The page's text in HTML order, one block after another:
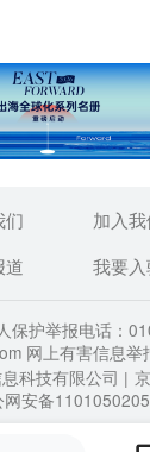
们 加入
我要入
保护举报电话：
网上有害信息举
科技有限公司 |
网安备